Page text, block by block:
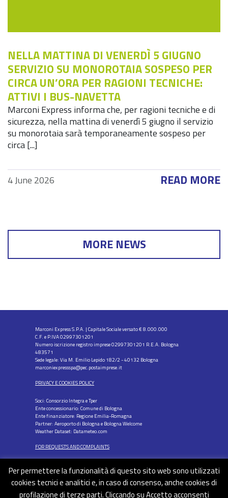
NELLA MATTINA DI VENERDÌ 5 GIUGNO
SERVIZIO SU MONOROTAIA SOSPESO PER
CIRCA UN’ORA PER RAGIONI TECNICHE:
ATTIVI I BUS-NAVETTA
Marconi Express informa che, per ragioni tecniche e di
sicurezza, nella mattina di venerdì 5 giugno il servizio
su monorotaia sarà temporaneamente sospeso per
circa [...]
4 June 2026 READ MORE
MORE NEWS
Marconi Express S.P.A. | Capitale Sociale versato € 8.000.000
C.F. e P.IVA 02997301201
Numero iscrizione registro imprese 02997301201 R.E.A. Bologna
483571
Sede legale: Via M. Emilio Lepido 182/2 - 40132 Bologna
marconiexpressspa@pec.postaimprese.it
PRIVACY E COOKIES POLICY
FOLLOW US
Soci: Consorzio Integra e Tper
Ente concessionario: Comune di Bologna
Ente finanziatore: Regione Emilia-Romagna
Partner: Aeroporto di Bologna e Bologna Welcome
Weather Dataset: Datameteo.com
FOR REQUESTS AND COMPLAINTS
Per permettere la funzionalità di questo sito web sono utilizzati
cookies tecnici e analitici e, in caso di consenso, anche cookies di
profilazione di terze parti. Cliccando su Accetto acconsenti